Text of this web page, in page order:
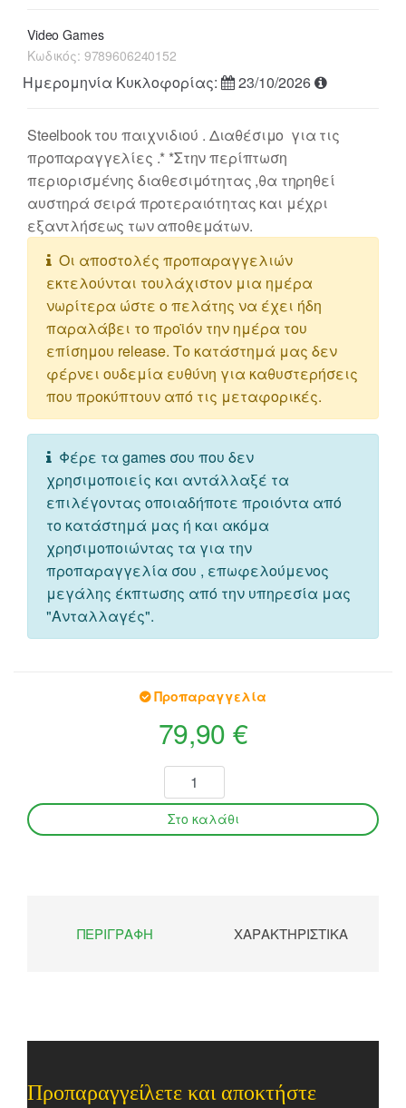
Video Games
Κωδικός: 9789606240152
Ημερομηνία Κυκλοφορίας: 23/10/2026
Steelbook του παιχνιδιού . Διαθέσιμο για τις
προπαραγγελίες .* *Στην περίπτωση
περιορισμένης διαθεσιμότητας ,θα τηρηθεί
αυστηρά σειρά προτεραιότητας και μέχρι
εξαντλήσεως των αποθεμάτων.
Οι αποστολές προπαραγγελιών
εκτελούνται τουλάχιστον μια ημέρα
νωρίτερα ώστε ο πελάτης να έχει ήδη
παραλάβει το προϊόν την ημέρα του
επίσημου release. Το κατάστημά μας δεν
φέρνει ουδεμία ευθύνη για καθυστερήσεις
που προκύπτουν από τις μεταφορικές.
Φέρε τα games σου που δεν
χρησιμοποιείς και αντάλλαξέ τα
επιλέγοντας οποιαδήποτε προιόντα από
το κατάστημά μας ή και ακόμα
χρησιμοποιώντας τα για την
προπαραγγελία σου , επωφελούμενος
μεγάλης έκπτωσης από την υπηρεσία μας
"Ανταλλαγές".
Προπαραγγελία
79,90 €
ΠΕΡΙΓΡΑΦΉ ΧΑΡΑΚΤΗΡΙΣΤΙΚΆ
Προπαραγγείλετε και αποκτήστε